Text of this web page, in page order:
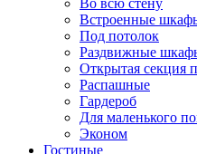
Во всю стену
Встроенные
Под потолок
Раздвижные
Открытая секция
Распашные
Гардероб
Для маленького
Эконом
Гостиные